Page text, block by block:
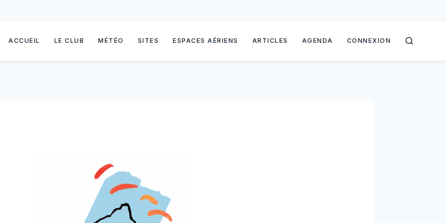
ACCUEIL LE CLUB MÉTÉO SITES ESPACES AÉRIENS ARTICLES AGENDA CONNEXION